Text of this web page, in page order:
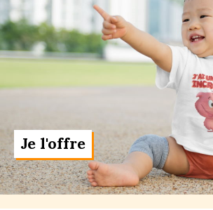
Je l'offre